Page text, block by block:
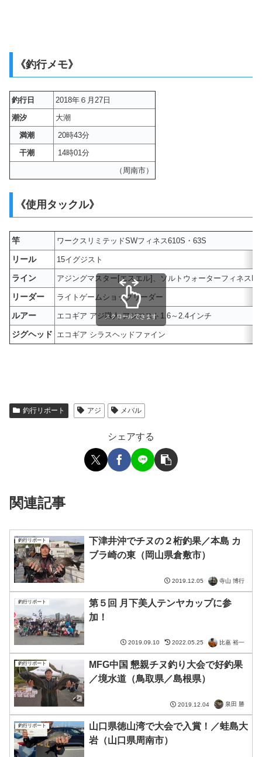
《釣行メモ》
釣行日
2018年６月27日
潮汐
大潮
満潮
20時43分
干潮
14時01分
（周南市）
《使用タックル》
竿 ワークスリミテッドSWフィネス610S・63S
リール 15イグジスト
ライン アジングマスター[エスエル]、ソルトウォーターフィネス
リーダー ライトゲームショックリーダー
ルアー エコギア アジ職人 アジマスト1.6～2.4インチ
ジグヘッド エコギア シラスヘッドファイン
スクロールできます
釣行リポート アジ メバル
シェアする
関連記事
釣行リポート
下津井沖でチヌの２桁釣果／本島 カ
ブラ崎の東（岡山県倉敷市）
2019.12.05 寺山 博行
釣行リポート
第５回 月下美人テンヤカップに参
加！
2019.09.10 2022.05.25 比嘉 裕一
釣行リポート
MFG中国 懇親チヌ釣り大会で好釣果
／境水道（鳥取県／島根県）
2019.12.04 泉田 勝
釣行リポート
山口県徳山湾で大会で入賞！／蛙島大
岩（山口県周南市）